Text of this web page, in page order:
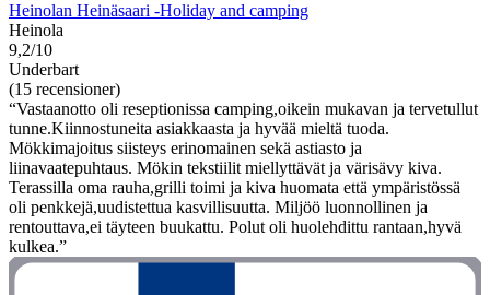
Heinolan Heinäsaari -Holiday and camping
Heinola
9,2/10
Underbart
(15 recensioner)
“Vastaanotto oli reseptionissa camping,oikein mukavan ja tervetullut
tunne.Kiinnostuneita asiakkaasta ja hyvää mieltä tuoda.
Mökkimajoitus siisteys erinomainen sekä astiasto ja
liinavaatepuhtaus. Mökin tekstiilit miellyttävät ja värisävy kiva.
Terassilla oma rauha,grilli toimi ja kiva huomata että ympäristössä
oli penkkejä,uudistettua kasvillisuutta. Miljöö luonnollinen ja
rentouttava,ei täyteen buukattu. Polut oli huolehdittu rantaan,hyvä
kulkea.”